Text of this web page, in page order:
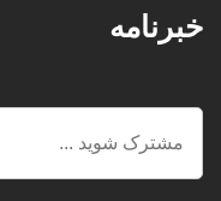
خبرنامه